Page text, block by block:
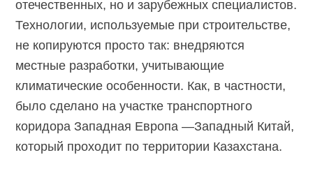
отечественных, но и зарубежных специалистов.
Технологии, используемые при строительстве,
не копируются просто так: внедряются
местные разработки, учитывающие
климатические особенности. Как, в частности,
было сделано на участке транспортного
коридора Западная Европа —Западный Китай,
который проходит по территории Казахстана.